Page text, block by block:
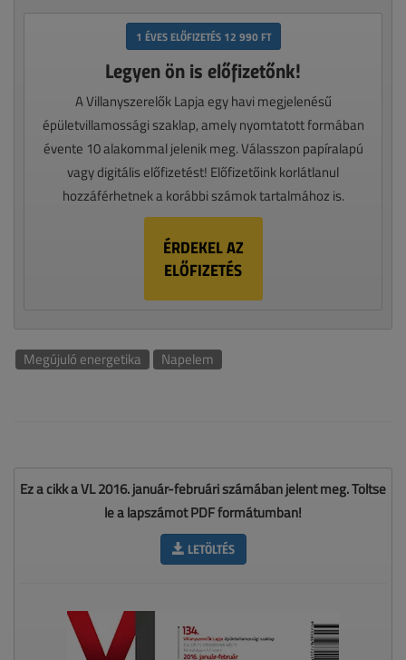
1 ÉVES ELŐFIZETÉS 12 990 FT
Legyen ön is előfizetőnk!
A Villanyszerelők Lapja egy havi megjelenésű
épületvillamossági szaklap, amely nyomtatott formában
évente 10 alakommal jelenik meg. Válasszon papíralapú
vagy digitális előfizetést! Előfizetőink korlátlanul
hozzáférhetnek a korábbi számok tartalmához is.
ÉRDEKEL AZ
ELŐFIZETÉS
Megújuló energetika Napelem
Ez a cikk a VL 2016. január-februári számában jelent meg. Töltse
le a lapszámot PDF formátumban!
LETÖLTÉS